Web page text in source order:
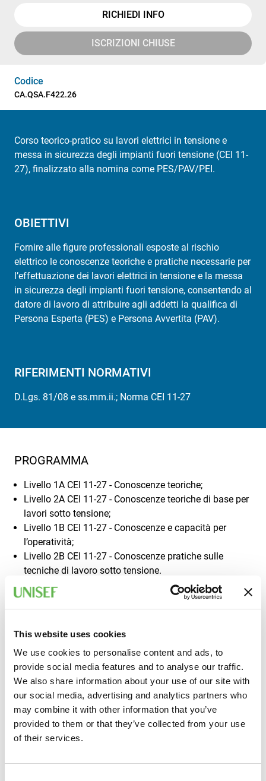
This website uses cookies
We use cookies to personalise content and ads, to
provide social media features and to analyse our traffic.
We also share information about your use of our site with
our social media, advertising and analytics partners who
may combine it with other information that you’ve
provided to them or that they’ve collected from your use
of their services.
RICHIEDI INFO
ISCRIZIONI CHIUSE
Codice
CA.QSA.F422.26
Corso teorico-pratico su lavori elettrici in tensione e
messa in sicurezza degli impianti fuori tensione (CEI 11-
27), finalizzato alla nomina come PES/PAV/PEI.
OBIETTIVI
Fornire alle figure professionali esposte al rischio
elettrico le conoscenze teoriche e pratiche necessarie per
l’effettuazione dei lavori elettrici in tensione e la messa
in sicurezza degli impianti fuori tensione, consentendo al
datore di lavoro di attribuire agli addetti la qualifica di
Persona Esperta (PES) e Persona Avvertita (PAV).
RIFERIMENTI NORMATIVI
D.Lgs. 81/08 e ss.mm.ii.; Norma CEI 11-27
PROGRAMMA
Livello 1A CEI 11-27 - Conoscenze teoriche;
Livello 2A CEI 11-27 - Conoscenze teoriche di base per
lavori sotto tensione;
Livello 1B CEI 11-27 - Conoscenze e capacità per
l’operatività;
Livello 2B CEI 11-27 - Conoscenze pratiche sulle
tecniche di lavoro sotto tensione.
A CHI È RIVOLTO
Personale esposto al rischio elettrico quali installatori,
manutentori, verificatori, in possesso di conoscenze di
impianti elettrici e specifica esperienza nella conduzione
dei lavori. Per la partecipazione al corso è prevista una
buona conoscenza della lingua italiana.
INFORMAZIONI